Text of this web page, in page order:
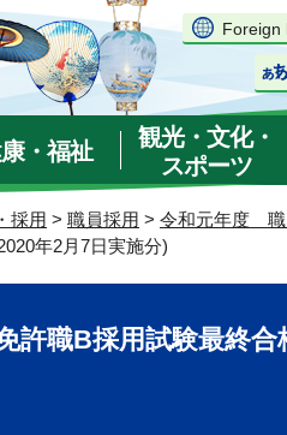
Foreign
・福祉
観光・文化・
スポーツ
採用 > 職員採用 > 令和元年度 職
年2月7日実施分)
許職B採用試験最終合